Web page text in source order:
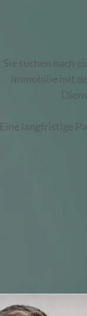
Sie suchen nach
Immobilie mit
Eine langfristige